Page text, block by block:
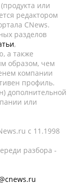
или
редактором
CNews.
разделов
,
а также
образом, чем
компании
профиль.
дополнительной
или
c 11.1998
разбора -